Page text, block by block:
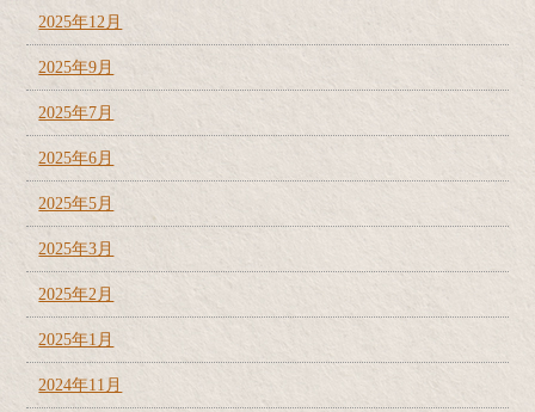
2025年12月
2025年9月
2025年7月
2025年6月
2025年5月
2025年3月
2025年2月
2025年1月
2024年11月